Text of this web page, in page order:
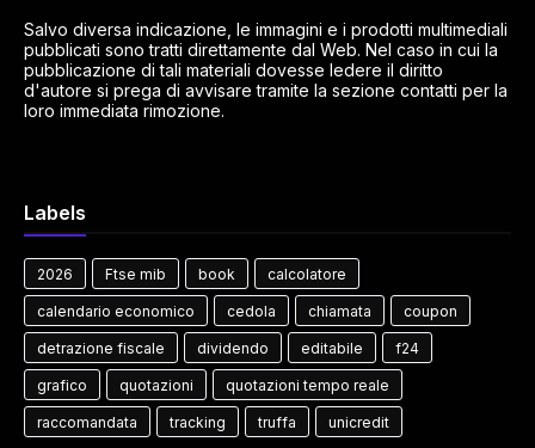
Salvo diversa indicazione, le immagini e i prodotti multimediali
pubblicati sono tratti direttamente dal Web. Nel caso in cui la
pubblicazione di tali materiali dovesse ledere il diritto
d'autore si prega di avvisare tramite la sezione contatti per la
loro immediata rimozione.
Labels
2026 Ftse mib book calcolatore
calendario economico cedola chiamata coupon
detrazione fiscale dividendo editabile f24
grafico quotazioni quotazioni tempo reale
raccomandata tracking truffa unicredit